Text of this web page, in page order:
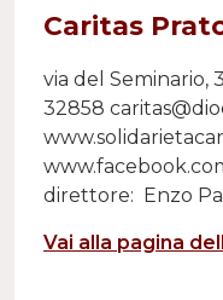
Caritas
via del Seminario,
32858
direttore: Enzo
Vai alla pagina